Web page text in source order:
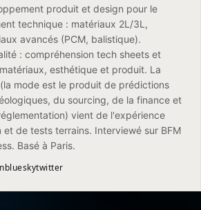
produit et design pour le
technique : matériaux 2L/3L,
avancés (PCM, balistique).
: compréhension tech sheets et
esthétique et produit. La
mode est le produit de prédictions
du sourcing, de la finance et
vient de l'expérience
et de tests terrains. Interviewé sur BFM
Basé à Paris.
blueskytwitter